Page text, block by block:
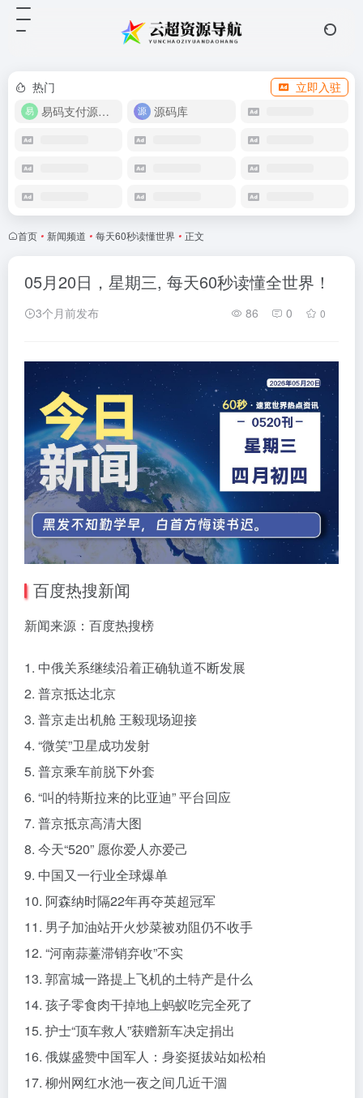
热门
立即入驻
易码支付源码下载
源码库
首页 • 新闻频道 • 每天60秒读懂世界 • 正文
05月20日，星期三, 每天60秒读懂全世界！
3个月前发布 86 0 0
百度热搜新闻
新闻来源：百度热搜榜
1. 中俄关系继续沿着正确轨道不断发展
2. 普京抵达北京
3. 普京走出机舱 王毅现场迎接
4. “微笑”卫星成功发射
5. 普京乘车前脱下外套
6. “叫的特斯拉来的比亚迪” 平台回应
7. 普京抵京高清大图
8. 今天“520” 愿你爱人亦爱己
9. 中国又一行业全球爆单
10. 阿森纳时隔22年再夺英超冠军
11. 男子加油站开火炒菜被劝阻仍不收手
12. “河南蒜薹滞销弃收”不实
13. 郭富城一路提上飞机的土特产是什么
14. 孩子零食肉干掉地上蚂蚁吃完全死了
15. 护士“顶车救人”获赠新车决定捐出
16. 俄媒盛赞中国军人：身姿挺拔站如松柏
17. 柳州网红水池一夜之间几近干涸